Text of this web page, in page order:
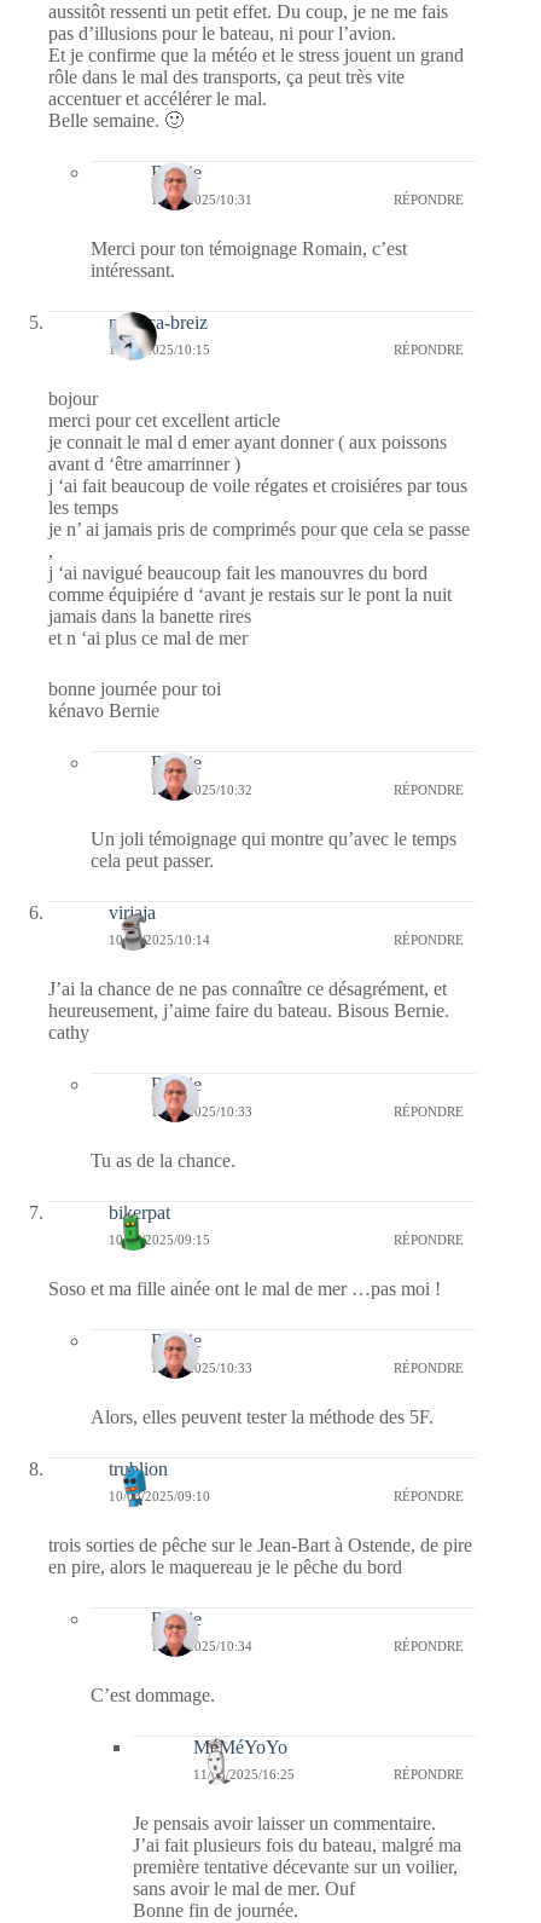
aussitôt ressenti un petit effet. Du coup, je ne me fais
pas d’illusions pour le bateau, ni pour l’avion.
Et je confirme que la météo et le stress jouent un grand
rôle dans le mal des transports, ça peut très vite
accentuer et accélérer le mal.
Belle semaine. 🙂
Bernie
10/03/2025/10:31 RÉPONDRE
Merci pour ton témoignage Romain, c’est
intéressant.
monica-breiz
10/03/2025/10:15 RÉPONDRE
bojour
merci pour cet excellent article
je connait le mal d emer ayant donner ( aux poissons
avant d ‘être amarrinner )
j ‘ai fait beaucoup de voile régates et croisiéres par tous
les temps
je n’ ai jamais pris de comprimés pour que cela se passe
,
j ‘ai navigué beaucoup fait les manouvres du bord
comme équipiére d ‘avant je restais sur le pont la nuit
jamais dans la banette rires
et n ‘ai plus ce mal de mer
bonne journée pour toi
kénavo Bernie
Bernie
10/03/2025/10:32 RÉPONDRE
Un joli témoignage qui montre qu’avec le temps
cela peut passer.
virjaja
10/03/2025/10:14 RÉPONDRE
J’ai la chance de ne pas connaître ce désagrément, et
heureusement, j’aime faire du bateau. Bisous Bernie.
cathy
Bernie
10/03/2025/10:33 RÉPONDRE
Tu as de la chance.
bikerpat
10/03/2025/09:15 RÉPONDRE
Soso et ma fille ainée ont le mal de mer …pas moi !
Bernie
10/03/2025/10:33 RÉPONDRE
Alors, elles peuvent tester la méthode des 5F.
trublion
10/03/2025/09:10 RÉPONDRE
trois sorties de pêche sur le Jean-Bart à Ostende, de pire
en pire, alors le maquereau je le pêche du bord
Bernie
10/03/2025/10:34 RÉPONDRE
C’est dommage.
MéMéYoYo
11/03/2025/16:25 RÉPONDRE
Je pensais avoir laisser un commentaire.
J’ai fait plusieurs fois du bateau, malgré ma
première tentative décevante sur un voilier,
sans avoir le mal de mer. Ouf
Bonne fin de journée.